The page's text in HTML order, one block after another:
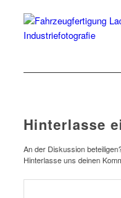
Hinterlasse
An der Diskussion
Hinterlasse uns deinen